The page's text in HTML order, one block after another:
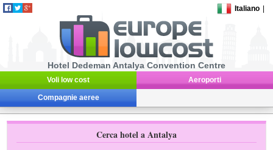
Italiano
Hotel Dedeman Antalya Convention Centre
Voli low cost Aeroporti
Compagnie aeree
Cerca hotel a Antalya